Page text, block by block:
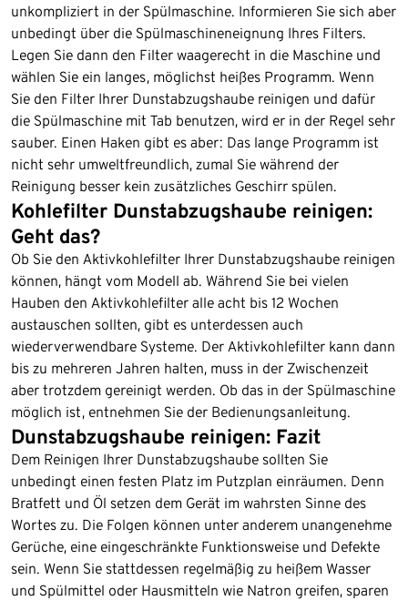
unkompliziert in der Spülmaschine. Informieren Sie sich aber
unbedingt über die Spülmaschineneignung Ihres Filters.
Legen Sie dann den Filter waagerecht in die Maschine und
wählen Sie ein langes, möglichst heißes Programm. Wenn
Sie den Filter Ihrer Dunstabzugshaube reinigen und dafür
die Spülmaschine mit Tab benutzen, wird er in der Regel sehr
sauber. Einen Haken gibt es aber: Das lange Programm ist
nicht sehr umweltfreundlich, zumal Sie während der
Reinigung besser kein zusätzliches Geschirr spülen.
Kohleﬁlter Dunstabzugshaube reinigen:
Geht das?
Ob Sie den Aktivkohleﬁlter Ihrer Dunstabzugshaube reinigen
können, hängt vom Modell ab. Während Sie bei vielen
Hauben den Aktivkohlefilter alle acht bis 12 Wochen
austauschen sollten, gibt es unterdessen auch
wiederverwendbare Systeme. Der Aktivkohlefilter kann dann
bis zu mehreren Jahren halten, muss in der Zwischenzeit
aber trotzdem gereinigt werden. Ob das in der Spülmaschine
möglich ist, entnehmen Sie der Bedienungsanleitung.
Dunstabzugshaube reinigen: Fazit
Dem Reinigen Ihrer Dunstabzugshaube sollten Sie
unbedingt einen festen Platz im Putzplan einräumen. Denn
Bratfett und Öl setzen dem Gerät im wahrsten Sinne des
Wortes zu. Die Folgen können unter anderem unangenehme
Gerüche, eine eingeschränkte Funktionsweise und Defekte
sein. Wenn Sie stattdessen regelmäßig zu heißem Wasser
und Spülmittel oder Hausmitteln wie Natron greifen, sparen